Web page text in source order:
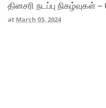
தினசரி நடப்பு நிகழ்வுகள் –
at March 03, 2024